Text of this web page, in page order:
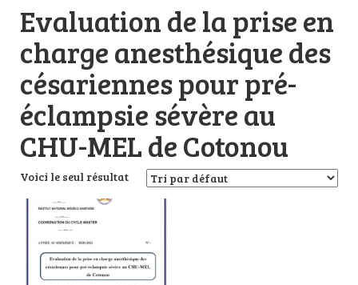
Evaluation de la prise en
charge anesthésique des
césariennes pour pré-
éclampsie sévère au
CHU-MEL de Cotonou
Voici le seul résultat